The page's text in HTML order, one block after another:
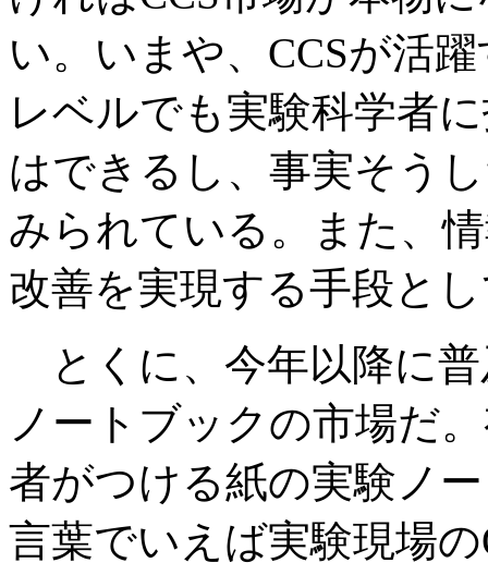
い。いまや、CCSが活
レベルでも実験科学者
はできるし、事実そう
みられている。また、
改善を実現する手段と
とくに、今年以降に
ノートブックの市場だ
者がつける紙の実験ノ
言葉でいえば実験現場